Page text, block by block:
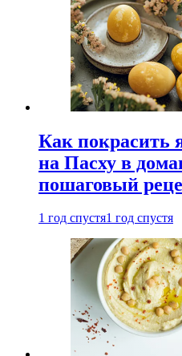
Как покрасить
на Пасху в
пошаговый
1 год спустя1 год спустя